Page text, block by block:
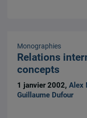
Monographies
Relations
concepts
1 janvier 2002,Alex
Guillaume Dufour